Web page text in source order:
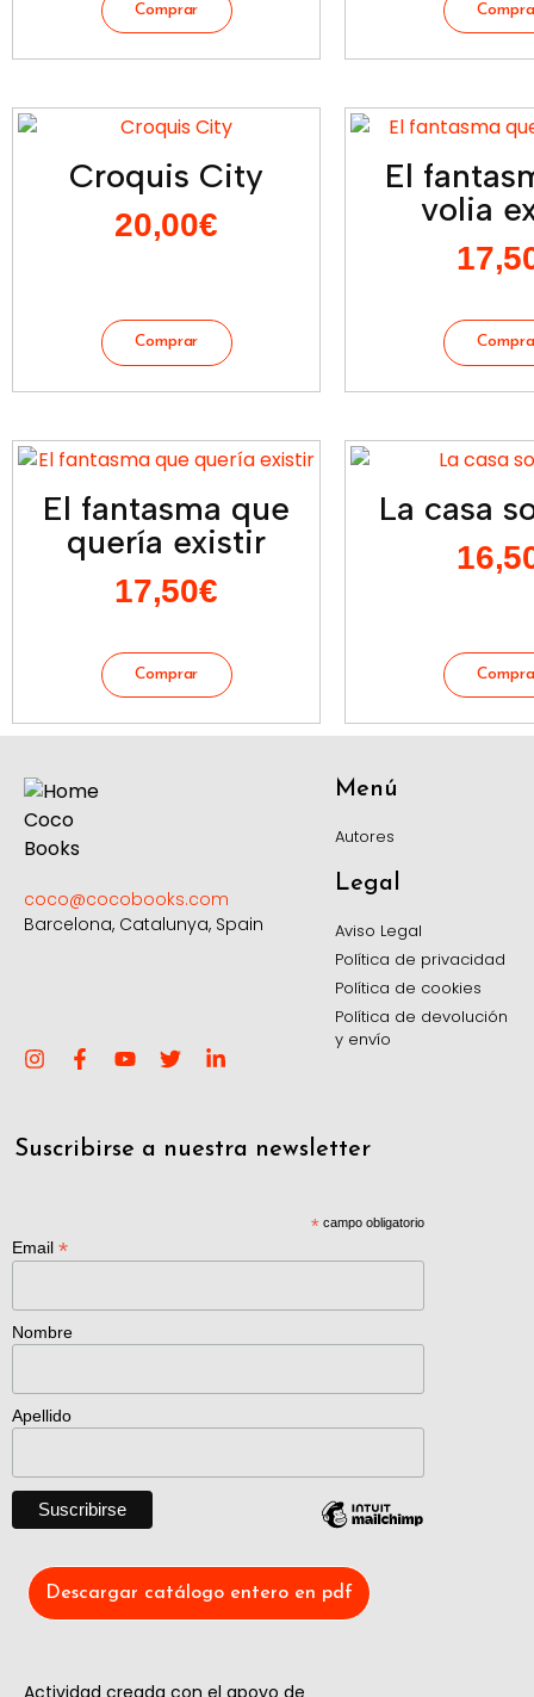
Croquis City
20,00€
El
volia
El fantasma que
quería existir
17,50€
La casa
coco@cocobooks.com
Barcelona, Catalunya, Spain
Menú
Autores
Legal
Aviso Legal
Política de privacidad
Política de cookies
Política de devolución
y envío
Suscribirse a nuestra newsletter
*campo obligatorio
Email *
Nombre
Apellido
Descargar catálogo entero en pdf
Actividad creada con el apoyo de